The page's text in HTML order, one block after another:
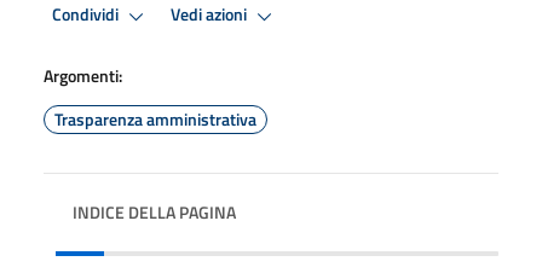
Condividi Vedi azioni
Argomenti:
Trasparenza amministrativa
INDICE DELLA PAGINA